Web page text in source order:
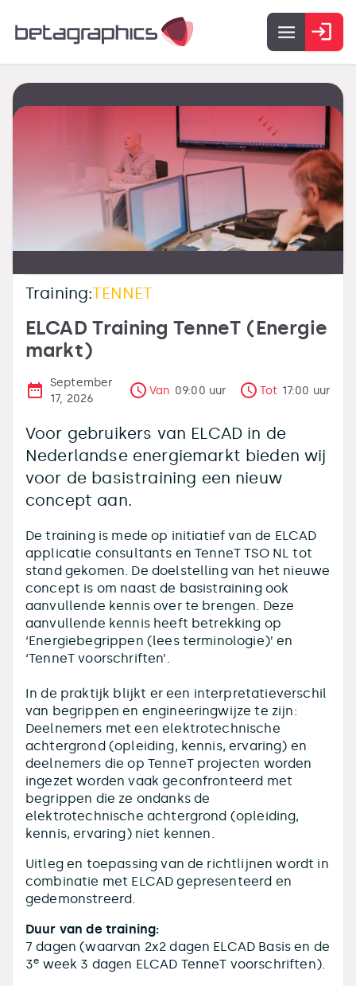
Training:TENNET
ELCAD Training TenneT (Energie
markt)
September
17, 2026
Van 09:00 uur Tot 17:00 uur
Voor gebruikers van ELCAD in de
Nederlandse energiemarkt bieden wij
voor de basistraining een nieuw
concept aan.
De training is mede op initiatief van de ELCAD
applicatie consultants en TenneT TSO NL tot
stand gekomen. De doelstelling van het nieuwe
concept is om naast de basistraining ook
aanvullende kennis over te brengen. Deze
aanvullende kennis heeft betrekking op
‘Energiebegrippen (lees terminologie)’ en
‘TenneT voorschriften’.
In de praktijk blijkt er een interpretatieverschil
van begrippen en engineeringwijze te zijn:
Deelnemers met een elektrotechnische
achtergrond (opleiding, kennis, ervaring) en
deelnemers die op TenneT projecten worden
ingezet worden vaak geconfronteerd met
begrippen die ze ondanks de
elektrotechnische achtergrond (opleiding,
kennis, ervaring) niet kennen.
Uitleg en toepassing van de richtlijnen wordt in
combinatie met ELCAD gepresenteerd en
gedemonstreerd.
Duur van de training:
7 dagen (waarvan 2x2 dagen ELCAD Basis en de
3e week 3 dagen ELCAD TenneT voorschriften).